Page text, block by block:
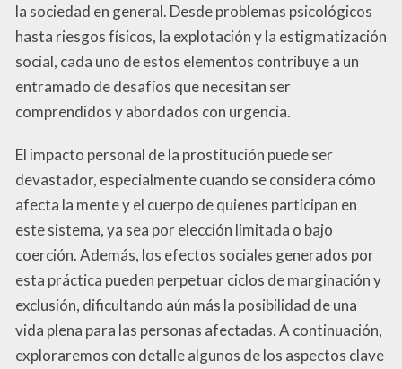
la sociedad en general. Desde problemas psicológicos
hasta riesgos físicos, la explotación y la estigmatización
social, cada uno de estos elementos contribuye a un
entramado de desafíos que necesitan ser
comprendidos y abordados con urgencia.
El impacto personal de la prostitución puede ser
devastador, especialmente cuando se considera cómo
afecta la mente y el cuerpo de quienes participan en
este sistema, ya sea por elección limitada o bajo
coerción. Además, los efectos sociales generados por
esta práctica pueden perpetuar ciclos de marginación y
exclusión, dificultando aún más la posibilidad de una
vida plena para las personas afectadas. A continuación,
exploraremos con detalle algunos de los aspectos clave